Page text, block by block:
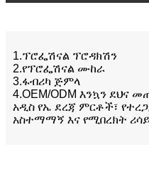
1.ፕሮፌሽናል ፕሮዳክሽን
2.የፕሮፌሽናል ሙከራ
3.ፋብሪካ ጅምላ
4.OEM/ODM እንኳን ደህና
አዲስ የኤ ደረጃ ምርቶች፣
አስተማማኝ እና የሚበረክት